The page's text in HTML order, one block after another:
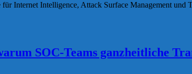
Internet Intelligence, Attack Surface Management
SOC-Teams ganzheitliche